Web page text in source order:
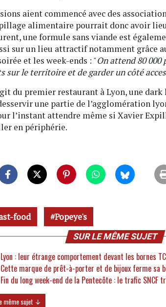
aient commencé avec des
alimentaire pourrait donc avoir
une formule sans viande est
sur un lieu attractif notamment grâce
et les week-ends : "On attend 80 000
sur le territoire et de garder un côté
du premier restaurant à Lyon, une
une partie de l’agglomération
l’instant attendre même si Xavier
en périphérie.
food Popeye's
SUR LE MÊME SUJET
Lyon : leur étrange comportement devant les bornes
Cette marque de prêt-à-porter et de bijoux ferme sa
Fin du long week-end de la Pentecôte : le trafic SNCF
même sujet ↓